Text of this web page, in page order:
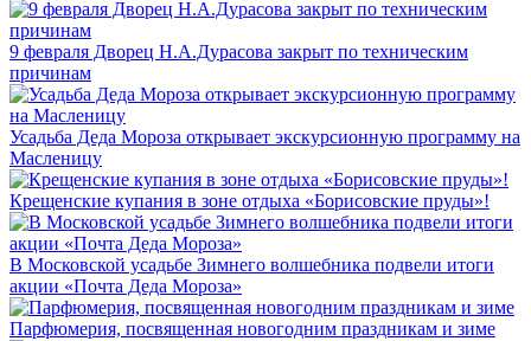
9 февраля Дворец Н.А.Дурасова закрыт по техническим
причинам
Усадьба Деда Мороза открывает экскурсионную программу на
Масленицу
Крещенские купания в зоне отдыха «Борисовские пруды»!
В Московской усадьбе Зимнего волшебника подвели итоги
акции «Почта Деда Мороза»
Парфюмерия, посвященная новогодним праздникам и зиме